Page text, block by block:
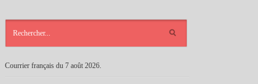
Courrier français du 7 août 2026.